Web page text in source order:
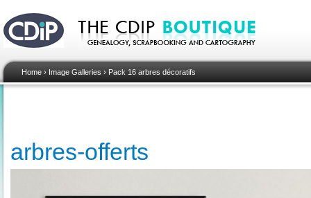
Home › Image Galleries › Pack 16 arbres décoratifs
arbres-offerts